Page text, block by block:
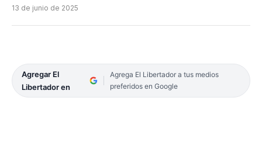
13 de junio de 2025
Agregar El
Libertador en
Agrega El Libertador a tus medios
preferidos en Google